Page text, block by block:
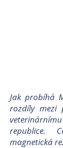
Jak probíhá
rozdíly mezi
republice.
magnetická